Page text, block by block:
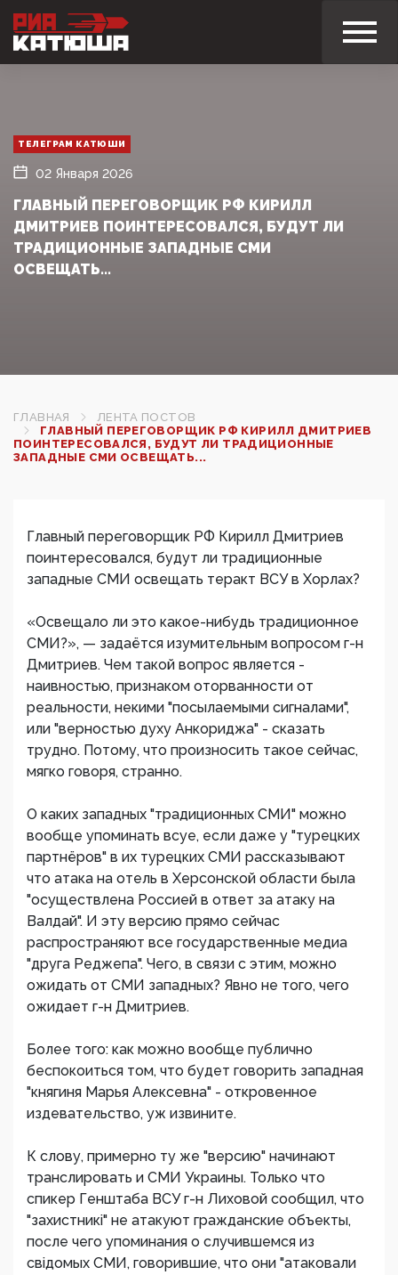
ТЕЛЕГРАМ КАТЮШИ
02 Января 2026
ГЛАВНЫЙ ПЕРЕГОВОРЩИК РФ КИРИЛЛ
ДМИТРИЕВ ПОИНТЕРЕСОВАЛСЯ, БУДУТ ЛИ
ТРАДИЦИОННЫЕ ЗАПАДНЫЕ СМИ
ОСВЕЩАТЬ...
ГЛАВНАЯ
ЛЕНТА ПОСТОВ
ГЛАВНЫЙ ПЕРЕГОВОРЩИК РФ КИРИЛЛ ДМИТРИЕВ
ПОИНТЕРЕСОВАЛСЯ, БУДУТ ЛИ ТРАДИЦИОННЫЕ
ЗАПАДНЫЕ СМИ ОСВЕЩАТЬ...
Главный переговорщик РФ Кирилл Дмитриев
поинтересовался, будут ли традиционные
западные СМИ освещать теракт ВСУ в Хорлах?
«Освещало ли это какое-нибудь традиционное
СМИ?», — задаётся изумительным вопросом г-н
Дмитриев. Чем такой вопрос является -
наивностью, признаком оторванности от
реальности, некими "посылаемыми сигналами",
или "верностью духу Анкориджа" - сказать
трудно. Потому, что произносить такое сейчас,
мягко говоря, странно.
О каких западных "традиционных СМИ" можно
вообще упоминать всуе, если даже у "турецких
партнёров" в их турецких СМИ рассказывают
что атака на отель в Херсонской области была
"осуществлена Россией в ответ за атаку на
Валдай". И эту версию прямо сейчас
распространяют все государственные медиа
"друга Реджепа". Чего, в связи с этим, можно
ожидать от СМИ западных? Явно не того, чего
ожидает г-н Дмитриев.
Более того: как можно вообще публично
беспокоиться том, что будет говорить западная
"княгиня Марья Алексевна" - откровенное
издевательство, уж извините.
К слову, примерно ту же "версию" начинают
транслировать и СМИ Украины. Только что
спикер Генштаба ВСУ г-н Лиховой сообщил, что
"захистникi" не атакуют гражданские объекты,
после чего упоминания о случившемся из
свiдомых СМИ, говорившие, что они "атаковали